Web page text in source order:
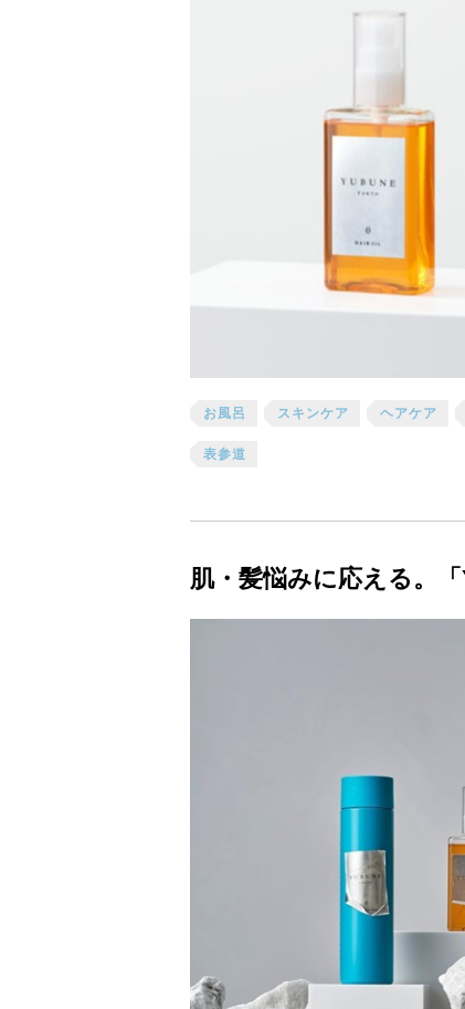
お風呂 スキンケア ヘアケア
表参道
肌・髪悩みに応える。